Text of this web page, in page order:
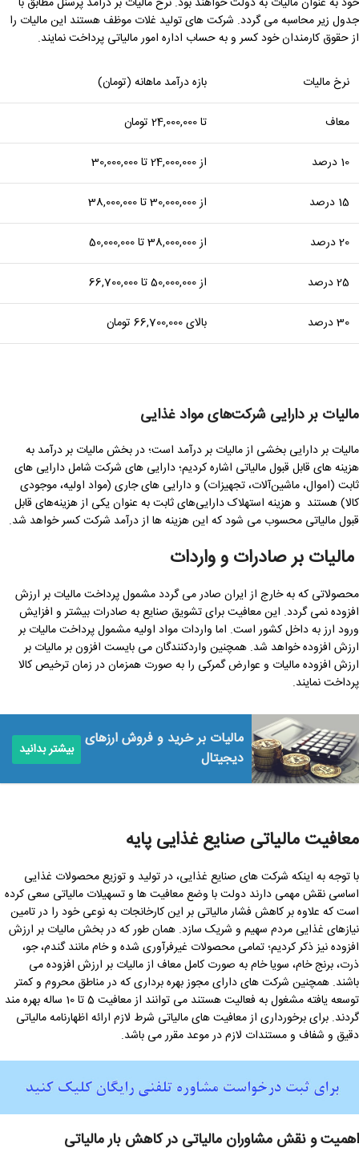
جدول زیر محاسبه می گردد. شرکت های تولید غلات موظف هستند این مالیات را
از حقوق کارمندان خود کسر و به حساب اداره امور مالیاتی پرداخت نمایند.
نرخ مالیات بازه درآمد ماهانه (تومان)
معاف تا 24,000,000 تومان
10 درصد از 24,000,000 تا 30,000,000
15 درصد از 30,000,000 تا 38,000,000
20 درصد از 38,000,000 تا 50,000,000
25 درصد از 50,000,000 تا 66,700,000
30 درصد بالای 66,700,000 تومان
مالیات بر دارایی شرکت‌های مواد غذایی
مالیات بر دارایی بخشی از مالیات بر درآمد است؛ در بخش مالیات بر درآمد به
هزینه های قابل قبول مالیاتی اشاره کردیم؛ دارایی ‌های شرکت‌ شامل دارایی ‌های
ثابت (اموال، ماشین‌آلات، تجهیزات) و دارایی ‌های جاری (مواد اولیه، موجودی
کالا) هستند و هزینه استهلاک دارایی‌های ثابت به عنوان یکی از هزینه‌های قابل
قبول مالیاتی محسوب می شود که این هزینه ها از درآمد شرکت کسر خواهد شد.
مالیات بر صادرات و واردات
محصولاتی که به خارج از ایران صادر می گردد مشمول پرداخت مالیات بر ارزش
افزوده نمی گردد. این معافیت برای تشویق صنایع به صادرات بیشتر و افزایش
ورود ارز به داخل کشور است. اما واردات مواد اولیه مشمول پرداخت مالیات بر
ارزش افزوده خواهد شد. همچنین واردکنندگان می بایست افزون بر مالیات بر
ارزش افزوده مالیات و عوارض گمرکی را به صورت همزمان در زمان ترخیص کالا
پرداخت نمایند.
مالیات بر خرید و فروش ارزهای
دیجیتال
بیشتر بدانید
معافیت مالیاتی صنایع غذایی پایه
با توجه به اینکه شرکت های صنایع غذایی، در تولید و توزیع محصولات غذایی
اساسی نقش مهمی دارند دولت با وضع معافیت ها و تسهیلات مالیاتی سعی کرده
است که علاوه بر کاهش فشار مالیاتی بر این کارخانجات به نوعی خود را در تامین
نیازهای غذایی مردم سهیم و شریک سازد. همان طور که در بخش مالیات بر ارزش
افزوده نیز ذکر کردیم؛ تمامی محصولات غیرفرآوری شده و خام مانند گندم، جو،
ذرت، برنج خام، سویا خام به صورت کامل معاف از مالیات بر ارزش افزوده می
باشند. همچنین شرکت های دارای مجوز بهره برداری که در مناطق محروم و کمتر
توسعه یافته مشغول به فعالیت هستند می توانند از معافیت 5 تا 10 ساله بهره مند
گردند. برای برخورداری از معافیت های مالیاتی شرط لازم ارائه اظهارنامه مالیاتی
دقیق و شفاف و مستندات لازم در موعد مقرر می باشد.
اهمیت و نقش مشاوران مالیاتی در کاهش بار مالیاتی